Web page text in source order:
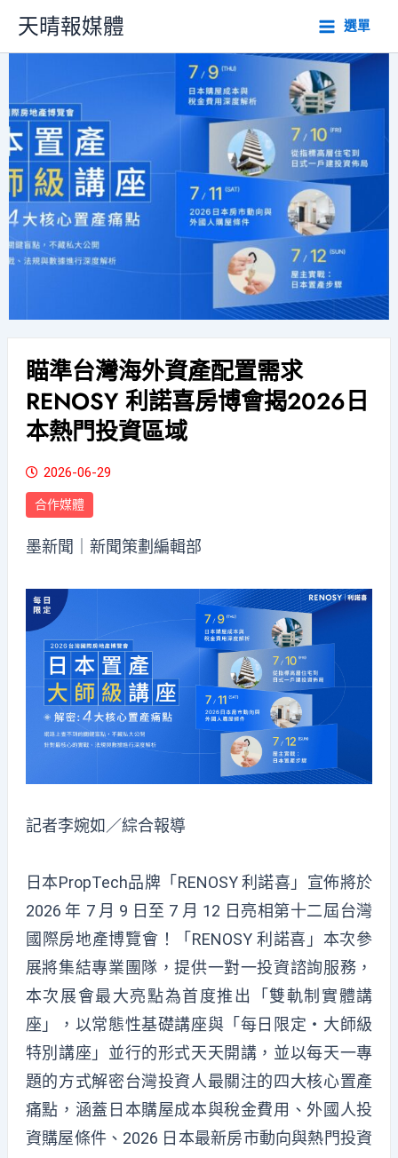
主
容
天晴報媒體 選單
瞄準台灣海外資產配置需求
RENOSY 利諾喜房博會揭2026日
本熱門投資區域
2026-06-29
合作媒體
墨新聞 ｜新聞策劃編輯部
記者李婉如／綜合報導
日本PropTech品牌「RENOSY 利諾喜」宣佈將於
2026 年 7 月 9 日至 7 月 12 日亮相第十二屆台灣
國際房地產博覽會！「RENOSY 利諾喜」本次參
展將集結專業團隊，提供一對一投資諮詢服務，
本次展會最大亮點為首度推出「雙軌制實體講
座」，以常態性基礎講座與「每日限定・大師級
特別講座」並行的形式天天開講，並以每天一專
題的方式解密台灣投資人最關注的四大核心置產
痛點，涵蓋日本購屋成本與稅金費用、外國人投
資購屋條件、2026 日本最新房市動向與熱門投資